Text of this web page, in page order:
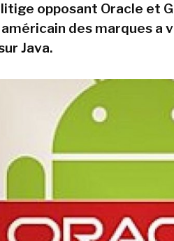
litige opposant Oracle et
des marques a
Java.